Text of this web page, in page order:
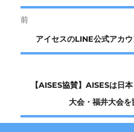
投
ゲ
前
の
アイセスのLINE公式アカ
投
【AISES協賛】AISESは日
大会・福井大会を